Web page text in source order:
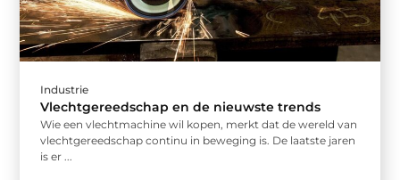
Industrie
Vlechtgereedschap en de nieuwste trends
Wie een vlechtmachine wil kopen, merkt dat de wereld van
vlechtgereedschap continu in beweging is. De laatste jaren
is er ...